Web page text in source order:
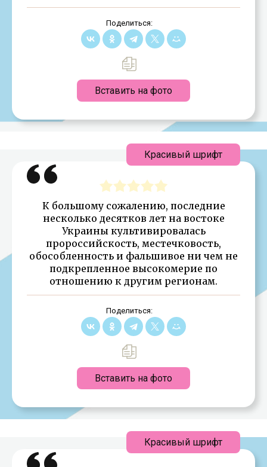
Поделиться:
Вставить на фото
К большому сожалению, последние
несколько десятков лет на востоке
Украины культивировалась
пророссийскость, местечковость,
обособленность и фальшивое ни чем не
подкрепленное высокомерие по
отношению к другим регионам.
Поделиться:
Вставить на фото
Красивый шрифт
Красивый шрифт